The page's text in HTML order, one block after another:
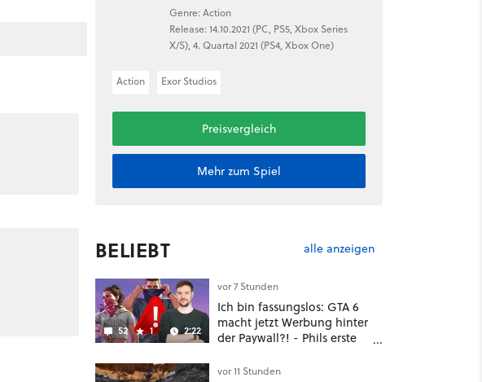
Genre: Action
Release: 14.10.2021 (PC, PS5, Xbox Series
X/S), 4. Quartal 2021 (PS4, Xbox One)
Action Exor Studios
Preisvergleich
Mehr zum Spiel
BELIEBT alle anzeigen
52 1 2:22
vor 7 Stunden
Ich bin fassungslos: GTA 6
macht jetzt Werbung hinter
der Paywall?! - Phils erste
Deal
vor 11 Stunden